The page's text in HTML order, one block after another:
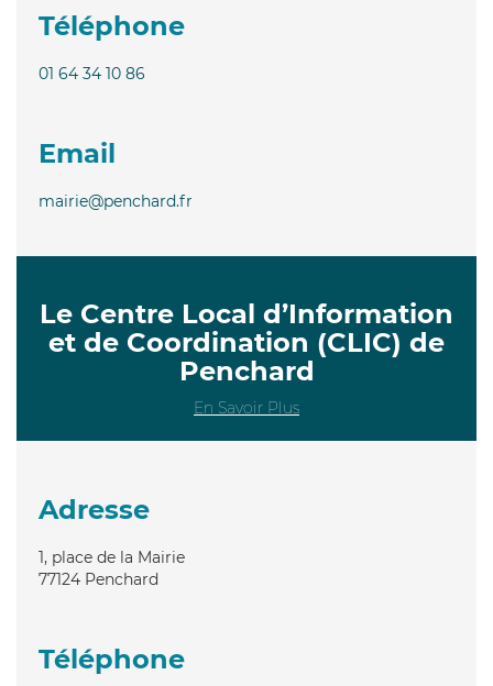
Téléphone
01 64 34 10 86
Email
mairie@penchard.fr
Le Centre Local d’Information
et de Coordination (CLIC) de
Penchard
En Savoir Plus
Adresse
1, place de la Mairie
77124 Penchard
Téléphone